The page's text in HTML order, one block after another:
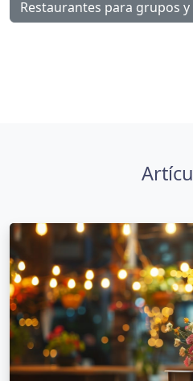
Restaurantes para grupos